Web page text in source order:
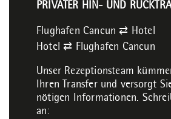
PRIVATER HIN- UND
Flughafen Cancun ⇄ Hotel
Hotel ⇄ Flughafen Cancun
Unser Rezeptionsteam
Ihren Transfer und versorgt
nötigen Informationen.
an: